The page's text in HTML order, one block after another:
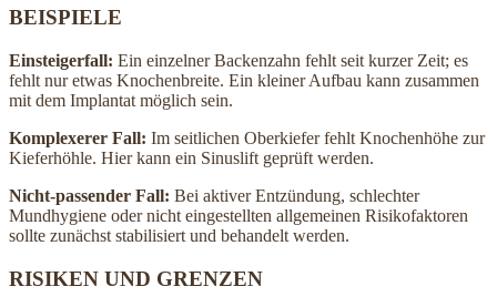
BEISPIELE
Einsteigerfall: Ein einzelner Backenzahn fehlt seit kurzer Zeit; es
fehlt nur etwas Knochenbreite. Ein kleiner Aufbau kann zusammen
mit dem Implantat möglich sein.
Komplexerer Fall: Im seitlichen Oberkiefer fehlt Knochenhöhe zur
Kieferhöhle. Hier kann ein Sinuslift geprüft werden.
Nicht-passender Fall: Bei aktiver Entzündung, schlechter
Mundhygiene oder nicht eingestellten allgemeinen Risikofaktoren
sollte zunächst stabilisiert und behandelt werden.
RISIKEN UND GRENZEN